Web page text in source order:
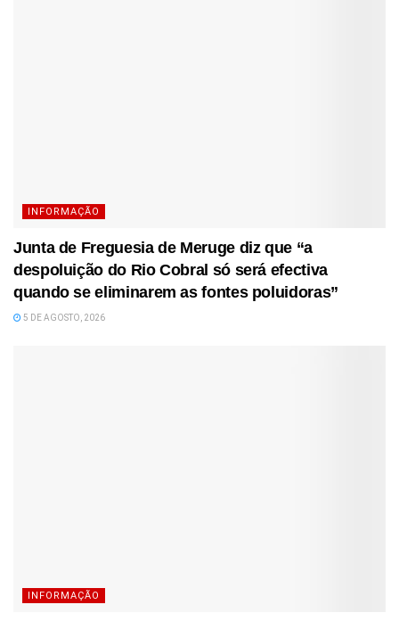
INFORMAÇÃO
Junta de Freguesia de Meruge diz que “a
despoluição do Rio Cobral só será efectiva
quando se eliminarem as fontes poluidoras”
5 DE AGOSTO, 2026
INFORMAÇÃO